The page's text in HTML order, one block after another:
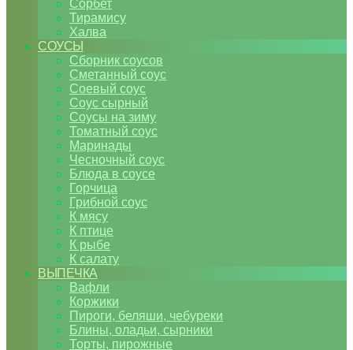
Сорбет
Тирамису
Халва
СОУСЫ
Сборник соусов
Сметанный соус
Соевый соус
Соус сырный
Соусы на зиму
Томатный соус
Маринады
Чесночный соус
Блюда в соусе
Горчица
Грибной соус
К мясу
К птице
К рыбе
К салату
ВЫПЕЧКА
Вафли
Коржики
Пироги, беляши, чебуреки
Блины, оладьи, сырники
Торты, пирожные